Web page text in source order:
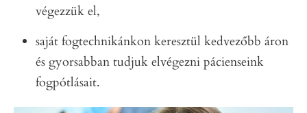
végezzük el,
saját fogtechnikánkon keresztül kedvezőbb áron
és gyorsabban tudjuk elvégezni pácienseink
fogpótlásait.